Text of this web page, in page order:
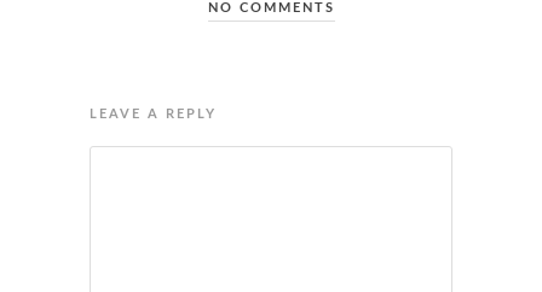
NO COMMENTS
LEAVE A REPLY